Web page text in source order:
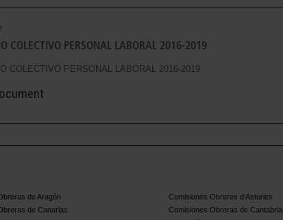
COLECTIVO PERSONAL LABORAL 2016-2019
COLECTIVO PERSONAL LABORAL 2016-2019
de Aragón
Comisiones Obreres d'Asturies
de Canarias
Comisiones Obreras de Cantabria